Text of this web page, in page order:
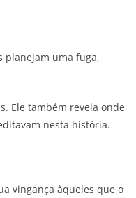
planejam uma fuga,
Ele também revela onde
nesta história.
vingança àqueles que o